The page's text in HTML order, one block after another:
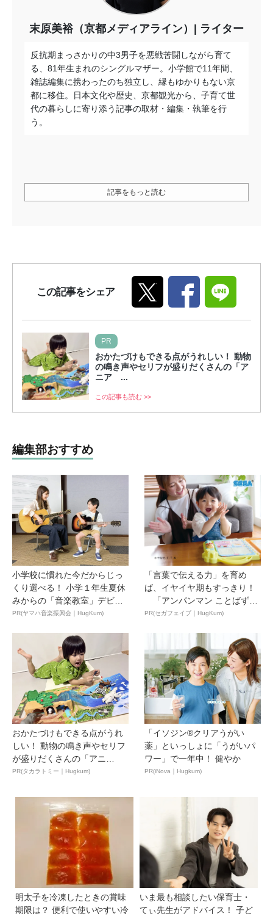
末原美裕（京都メディアライン） ライター
反抗期まっさかりの中3男子を悪戦苦闘しながら育て
る、81年生まれのシングルマザー。小学館で11年間、
雑誌編集に携わったのち独立し、縁もゆかりもない京
都に移住。日本文化や歴史、京都観光から、子育て世
代の暮らしに寄り添う記事の取材・編集・執筆を行
う。
記事をもっと読む
この記事をシェア
PR
おかたづけもできる点がうれしい！ 動物
の鳴き声やセリフが盛りだくさんの「ア
ニア ...
この記事も読む >>
編集部おすすめ
小学校に慣れた今だからじっ
くり選べる！ 小学１年生夏休
みからの「音楽教室」デビ
ュ...
PR(ヤマハ音楽振興会｜HugKum)
「言葉で伝える力」を育め
ば、イヤイヤ期もすっきり！
「アンパンマン ことばずか
ん...
PR(セガフェイブ｜HugKum)
おかたづけもできる点がうれ
しい！ 動物の鳴き声やセリフ
が盛りだくさんの「アニ
ア ...
PR(タカラトミー｜Hugkum)
「イソジン®クリアうがい
薬」といっしょに「うがいパ
ワー」で一年中！ 健やか
PR(iNova｜Hugkum)
明太子を冷凍したときの賞味
期限は？ 便利で使いやすい冷
いま最も相談したい保育士・
てぃ先生がアドバイス！ 子ど